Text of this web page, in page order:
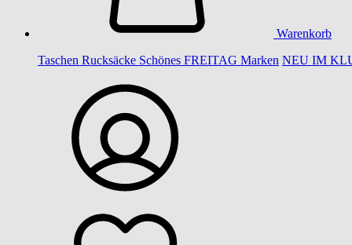
Warenkorb
Taschen Rucksäcke Schönes FREITAG Marken NEU IM